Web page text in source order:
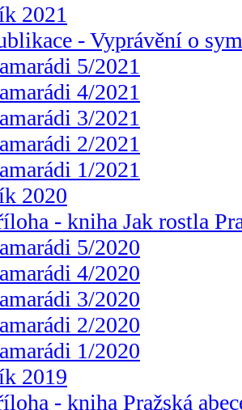
2021
- Vyprávění o
5/2021
4/2021
3/2021
2/2021
1/2021
2020
- kniha Jak rostla
5/2020
4/2020
3/2020
2/2020
1/2020
2019
- kniha Pražská